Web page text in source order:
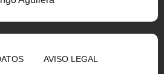
AVISO LEGAL